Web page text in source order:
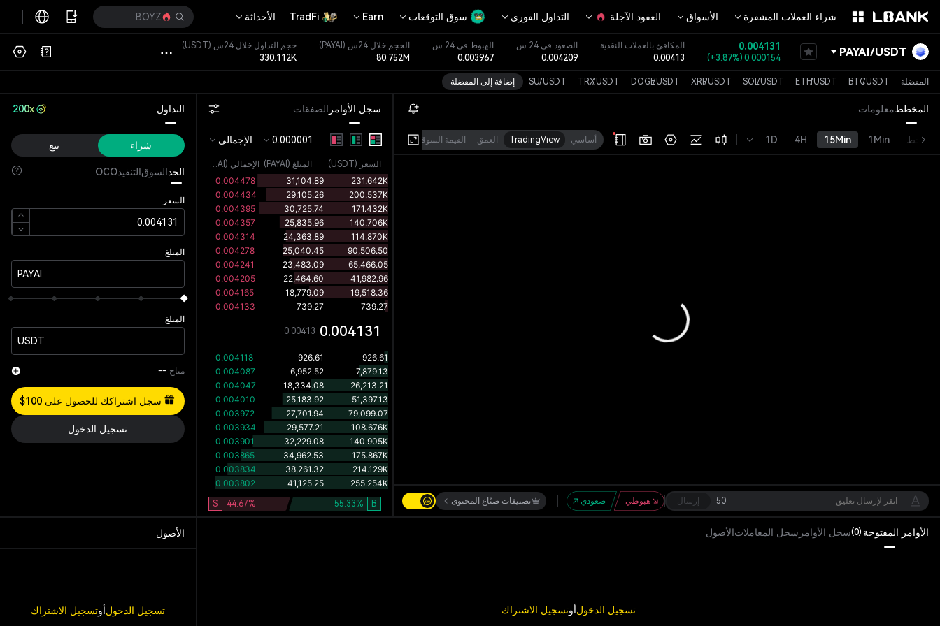
شراء العملات المشفرة الأسواق العقود الآجلة التداول الفوري سوق التوقعات Earn
TradFi الأحداثة BOYZ
PAYAI/USDT
0.004131
0.000154
(+3.87%)
المكافئ بالعملات النقدية
0.00413
الصعود في 24 س
0.004209
الهبوط في 24 س
0.003967
الحجم خلال 24س
(PAYAI)
80.752M
حجم التداول خلال 24س
(USDT)
330.112K
القيمة السوقية
4.125M
علامة الرمز
MEME
المفضلة BTC/USDT
ETH/USDT
SOL/USDT
XRP/USDT
DOGE/USDT
TRX/USDT
SUI/USDT إضافة إلى المفضلة
المخططمعلومات
خط 1Min
15Min
4H
1D أساسي TradingView العمق القيمة السوقية
50 إرسال صعودي هبوطي تصنيفات صنّاع المحتوى
سجل الأوامر الصفقات
0.000001 الإجمالي
السعر (
USDT
) المبلغ (
PAYAI
) الإجمالي (PAYAI)
0.004131
0.00413
B
55.33%
44.67%
S
الأوامر المفتوحة (
0
)سجل الأوامر سجل المعاملاتالأصول
تسجيل الدخولأوتسجيل الاشتراك
التداول 200x
شراء بيع
الحدالسوقالتنفيذOCO
السعر
المبلغ
PAYAI
المبلغ
USDT
متاح --
تسجيل الدخول
سجل اشتراكك للحصول على 100$
الأصول
تسجيل الدخولأوتسجيل الاشتراك